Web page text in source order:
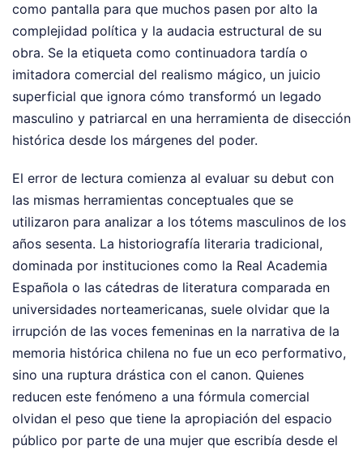
como pantalla para que muchos pasen por alto la
complejidad política y la audacia estructural de su
obra. Se la etiqueta como continuadora tardía o
imitadora comercial del realismo mágico, un juicio
superficial que ignora cómo transformó un legado
masculino y patriarcal en una herramienta de disección
histórica desde los márgenes del poder.
El error de lectura comienza al evaluar su debut con
las mismas herramientas conceptuales que se
utilizaron para analizar a los tótems masculinos de los
años sesenta. La historiografía literaria tradicional,
dominada por instituciones como la Real Academia
Española o las cátedras de literatura comparada en
universidades norteamericanas, suele olvidar que la
irrupción de las voces femeninas en la narrativa de la
memoria histórica chilena no fue un eco performativo,
sino una ruptura drástica con el canon. Quienes
reducen este fenómeno a una fórmula comercial
olvidan el peso que tiene la apropiación del espacio
público por parte de una mujer que escribía desde el